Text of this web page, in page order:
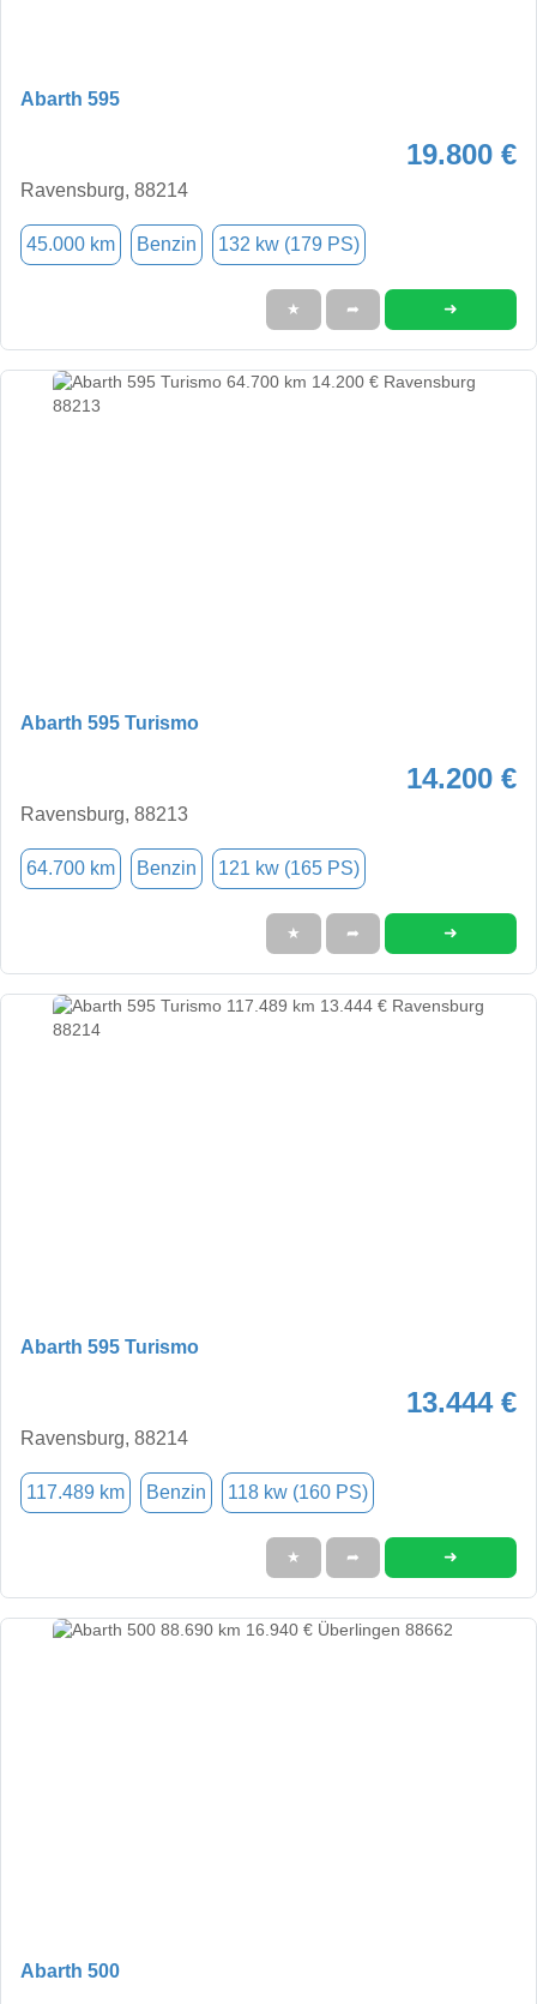
Abarth 595
19.800 €
Ravensburg, 88214
45.000 km Benzin 132 kw (179 PS)
★ ➦ ➜
Abarth 595 Turismo
14.200 €
Ravensburg, 88213
64.700 km Benzin 121 kw (165 PS)
★ ➦ ➜
Abarth 595 Turismo
13.444 €
Ravensburg, 88214
117.489 km Benzin 118 kw (160 PS)
★ ➦ ➜
Abarth 500